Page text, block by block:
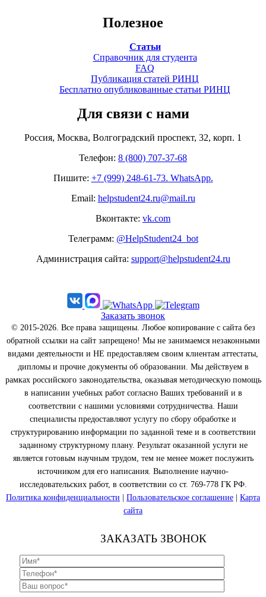
Полезное
Статьи
Справочник для студента
FAQ
Публикация статей РИНЦ
Бесплатно опубликованные статьи РИНЦ
Для связи с нами
Россия, Москва, Волгоградский проспект, 32, корп. 1
Телефон: 8 (800) 707-37-68
Пишите: +7 (999) 248-61-73. WhatsApp.
Email: helpstudent24.ru@mail.ru
Вконтакте: vk.com
Телеграмм: @HelpStudent24_bot
Администрация сайта: support@helpstudent24.ru
Заказать звонок
© 2015-2026. Все права защищены. Любое копирование с сайта без
обратной ссылки на сайт запрещено! Мы не занимаемся незаконными
видами деятельности и НЕ предоставляем своим клиентам аттестаты,
дипломы и прочие документы об образовании. Мы действуем в
рамках российского законодательства, оказывая методическую помощь
в написании учебных работ согласно Ваших требований и в
соответствии с нашими условиями сотрудничества. Наши
специалисты предоставляют услугу по сбору обработке и
структурированию информации по заданной теме и в соответствии
заданному структурному плану. Результат оказанной услуги не
является готовым научным трудом, тем не менее может послужить
источником для его написания. Выполнение научно-
исследовательских работ, в соответствии со ст. 769-778 ГК РФ.
Политика конфиденциальности
Пользовательское соглашение
Карта
сайта
ЗАКАЗАТЬ ЗВОНОК